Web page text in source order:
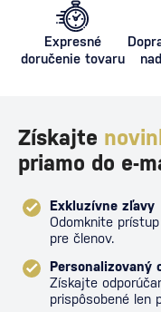
Expresné
doručenie tovaru
Získajte
priamo do e-
Exkluzívne zľavy
Odomknite
pre členov.
Personalizovaný
Získajte
prispôsobené len